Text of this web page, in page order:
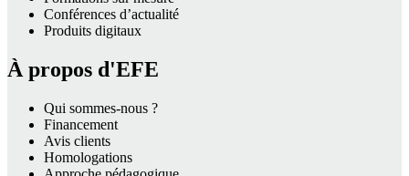
Conférences d’actualité
Produits digitaux
À propos d'EFE
Qui sommes-nous ?
Financement
Avis clients
Homologations